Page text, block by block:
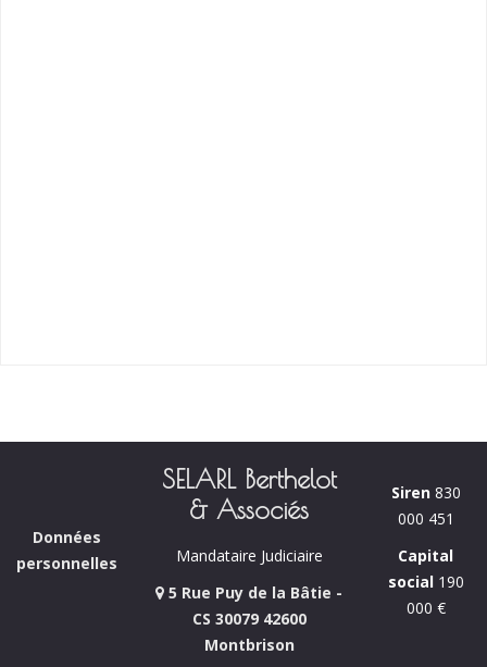
Données
personnelles
SELARL Berthelot
& Associés
Mandataire Judiciaire
5 Rue Puy de la Bâtie -
CS 30079 42600
Montbrison
Siren830
000 451
Capital
social190
000 €